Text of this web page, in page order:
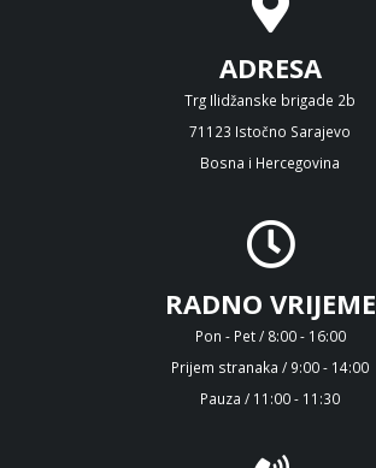
ADRESA
Trg Ilidžanske brigade 2b
71123 Istočno Sarajevo
Bosna i Hercegovina
RADNO VRIJEME
Pon - Pet / 8:00 - 16:00
Prijem stranaka / 9:00 - 14:00
Pauza / 11:00 - 11:30